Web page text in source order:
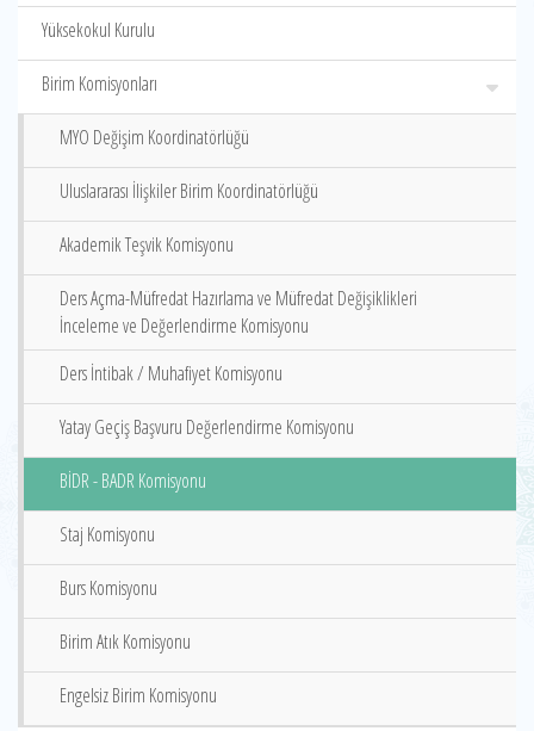
Yüksekokul Kurulu
Birim Komisyonları
MYO Değişim Koordinatörlüğü
Uluslararası İlişkiler Birim Koordinatörlüğü
Akademik Teşvik Komisyonu
Ders Açma-Müfredat Hazırlama ve Müfredat Değişiklikleri
İnceleme ve Değerlendirme Komisyonu
Ders İntibak / Muhafiyet Komisyonu
Yatay Geçiş Başvuru Değerlendirme Komisyonu
BİDR - BADR Komisyonu
Staj Komisyonu
Burs Komisyonu
Birim Atık Komisyonu
Engelsiz Birim Komisyonu